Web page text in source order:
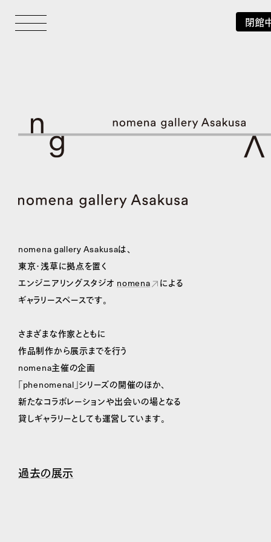
閉館
nomena gallery Asakusaは、
東京・浅草に拠点を置く
エンジニアリングスタジオ nomena による
ギャラリースペースです。
さまざまな作家とともに
作品制作から展示までを行う
nomena主催の企画
「phenomenal」シリーズの開催のほか、
新たなコラボレーションや出会いの場となる
貸しギャラリーとしても運営しています。
過去の展示